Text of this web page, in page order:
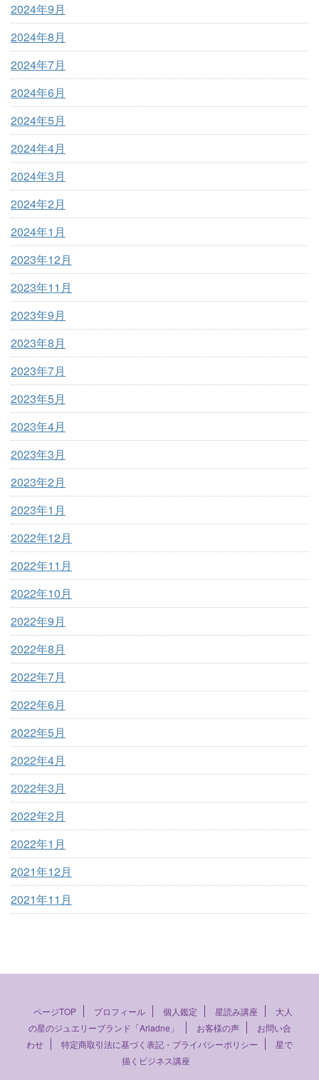
2024年9月
2024年8月
2024年7月
2024年6月
2024年5月
2024年4月
2024年3月
2024年2月
2024年1月
2023年12月
2023年11月
2023年9月
2023年8月
2023年7月
2023年5月
2023年4月
2023年3月
2023年2月
2023年1月
2022年12月
2022年11月
2022年10月
2022年9月
2022年8月
2022年7月
2022年6月
2022年5月
2022年4月
2022年3月
2022年2月
2022年1月
2021年12月
2021年11月
ページTOP プロフィール 個人鑑定 星読み講座
大人
の星のジュエリーブランド「Ariadne」
お客様の声
お問い合
わせ
特定商取引法に基づく表記・プライバシーポリシー
星で
描くビジネス講座